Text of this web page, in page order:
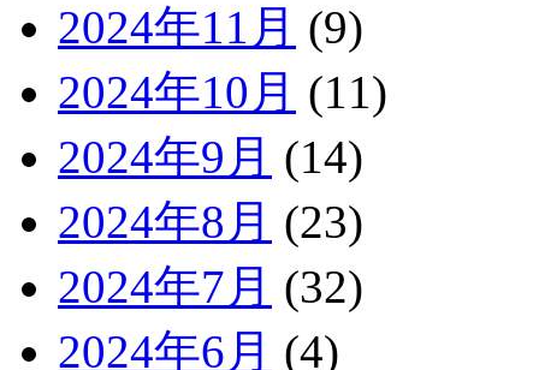
2024年11月 (9)
2024年10月 (11)
2024年9月 (14)
2024年8月 (23)
2024年7月 (32)
2024年6月 (4)